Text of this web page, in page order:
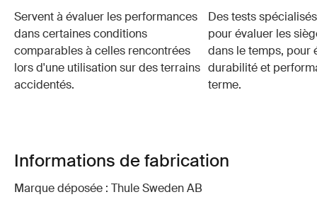
Servent à évaluer les performances
dans certaines conditions
comparables à celles rencontrées
lors d'une utilisation sur des terrains
accidentés.
Des tests
pour évaluer les
dans le temps, pour
durabilité et
terme.
Informations de fabrication
Marque déposée : Thule Sweden AB